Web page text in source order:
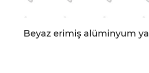
Beyaz erimiş alüminyum